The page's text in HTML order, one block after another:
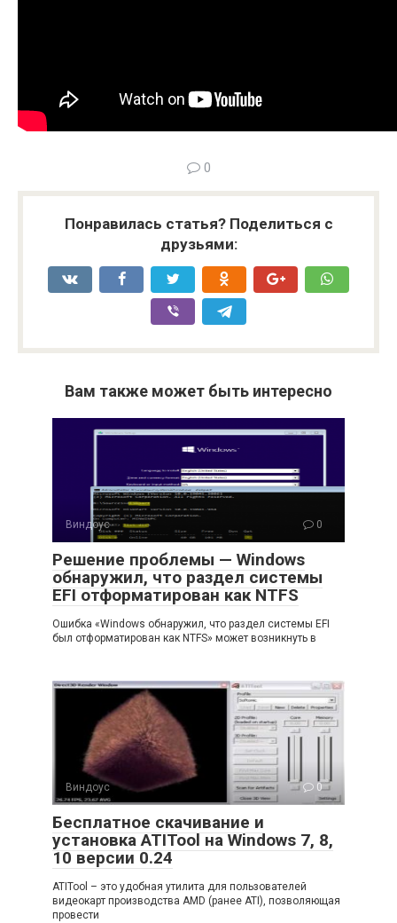
0
Понравилась статья? Поделиться с
друзьями:
Вам также может быть интересно
Виндоус 0
Решение проблемы — Windows
обнаружил, что раздел системы
EFI отформатирован как NTFS
Ошибка «Windows обнаружил, что раздел системы EFI
был отформатирован как NTFS» может возникнуть в
Виндоус 0
Бесплатное скачивание и
установка ATITool на Windows 7, 8,
10 версии 0.24
ATITool – это удобная утилита для пользователей
видеокарт производства AMD (ранее ATI), позволяющая
провести